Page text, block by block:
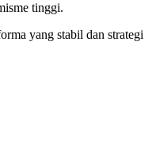
tinggi.
yang stabil dan strategi